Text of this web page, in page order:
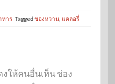
หาร Tagged ของหวาน, แคลอรี่
ให้คนอื่นเห็นช่อง